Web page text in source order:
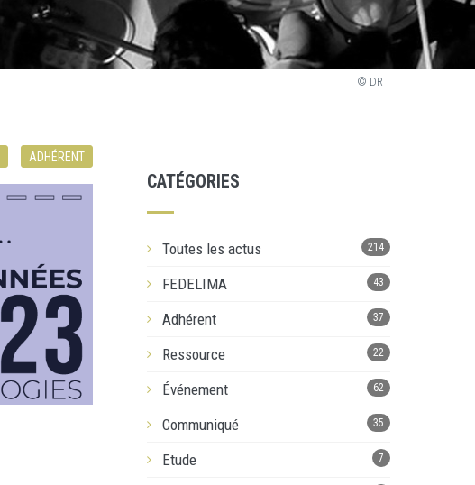
© DR
ADHÉRENT
CATÉGORIES
Toutes les actus 214
FEDELIMA 43
Adhérent 37
Ressource 22
Événement 62
Communiqué 35
Etude 7